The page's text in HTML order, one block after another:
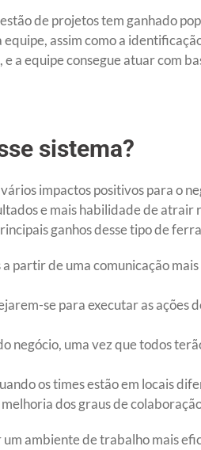
de projetos tem ganhado
assim como a
a equipe consegue atuar com
sistema?
impactos positivos para o
e mais habilidade de atrair
ganhos desse tipo de
partir de uma comunicação
se para executar as ações
negócio, uma vez que todos
os times estão em locais
dos graus de
ambiente de trabalho mais